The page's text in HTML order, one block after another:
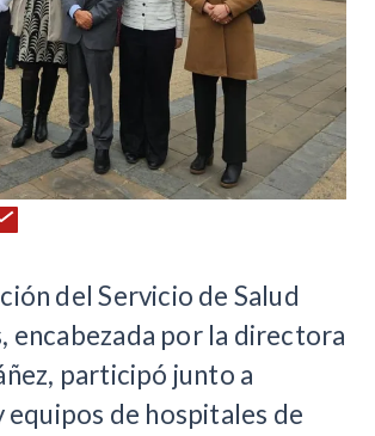
del Servicio de Salud
encabezada por la directora
participó junto a
de hospitales de